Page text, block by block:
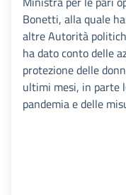
Bonetti, alla quale
altre Autorità
ha dato conto delle
protezione delle
ultimi mesi, in parte
pandemia e delle